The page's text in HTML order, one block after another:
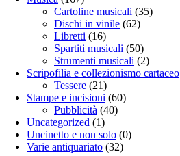
Cartoline musicali (35)
Dischi in vinile (62)
Libretti (16)
Spartiti musicali (50)
Strumenti musicali (2)
Scripofilia e collezionismo cartaceo
Tessere (21)
Stampe e incisioni (60)
Pubblicità (40)
Uncategorized (1)
Uncinetto e non solo (0)
Varie antiquariato (32)